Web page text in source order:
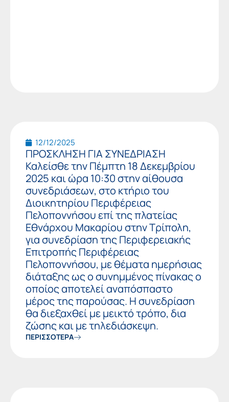
12/12/2025
ΠΡΟΣΚΛΗΣΗ ΓΙΑ ΣΥΝΕΔΡΙΑΣΗ
Καλείσθε την Πέμπτη 18 Δεκεμβρίου
2025 και ώρα 10:30 στην αίθουσα
συνεδριάσεων, στο κτήριο του
Διοικητηρίου Περιφέρειας
Πελοποννήσου επί της πλατείας
Εθνάρχου Μακαρίου στην Τρίπολη,
για συνεδρίαση της Περιφερειακής
Επιτροπής Περιφέρειας
Πελοποννήσου, με θέματα ημερήσιας
διάταξης ως ο συνημμένος πίνακας ο
οποίος αποτελεί αναπόσπαστο
μέρος της παρούσας. Η συνεδρίαση
θα διεξαχθεί με μεικτό τρόπο, δια
ζώσης και με τηλεδιάσκεψη.
ΠΕΡΙΣΣΟΤΕΡΑ